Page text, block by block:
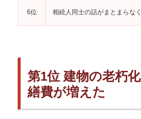
6位 相続人同士の話がまとまらな
第1位 建物の老朽
繕費が増えた